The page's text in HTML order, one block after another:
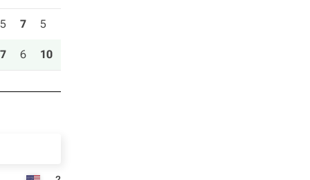
5 7 5
7 6 10